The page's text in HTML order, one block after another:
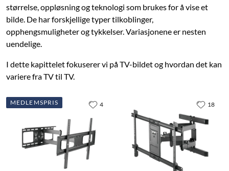
størrelse, oppløsning og teknologi som brukes for å vise et
bilde. De har forskjellige typer tilkoblinger,
opphengsmuligheter og tykkelser. Variasjonene er nesten
uendelige.
I dette kapittelet fokuserer vi på TV-bildet og hvordan det kan
variere fra TV til TV.
MEDLEMSPRIS 4 18